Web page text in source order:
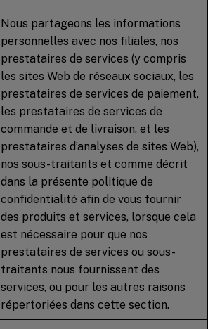
Nous partageons les informations
personnelles avec nos filiales, nos
prestataires de services (y compris
les sites Web de réseaux sociaux, les
prestataires de services de paiement,
les prestataires de services de
commande et de livraison, et les
prestataires d’analyses de sites Web),
nos sous-traitants et comme décrit
dans la présente politique de
confidentialité afin de vous fournir
des produits et services, lorsque cela
est nécessaire pour que nos
prestataires de services ou sous-
traitants nous fournissent des
services, ou pour les autres raisons
répertoriées dans cette section.